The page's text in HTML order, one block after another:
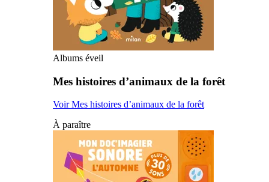
Albums éveil
Mes histoires d’animaux de la forêt
Voir Mes histoires d’animaux de la forêt
À paraître